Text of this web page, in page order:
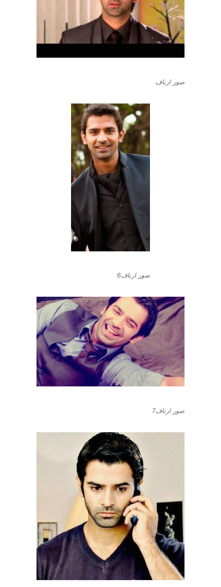
صور ارناف
صور ارناف6
صور ارناف7